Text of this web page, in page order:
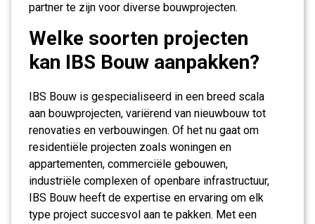
partner te zijn voor diverse bouwprojecten.
Welke soorten projecten
kan IBS Bouw aanpakken?
IBS Bouw is gespecialiseerd in een breed scala
aan bouwprojecten, variërend van nieuwbouw tot
renovaties en verbouwingen. Of het nu gaat om
residentiële projecten zoals woningen en
appartementen, commerciële gebouwen,
industriële complexen of openbare infrastructuur,
IBS Bouw heeft de expertise en ervaring om elk
type project succesvol aan te pakken. Met een